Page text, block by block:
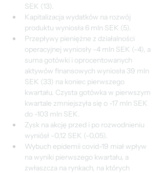
SEK (13).
Kapitalizacja wydatków na rozwój
produktu wyniosła 6 mln SEK (5).
Przepływy pieniężne z działalności
operacyjnej wyniosły -4 mln SEK (-4), a
suma gotówki i oprocentowanych
aktywów finansowych wyniosła 39 mln
SEK (33) na koniec pierwszego
kwartału. Czysta gotówka w pierwszym
kwartale zmniejszyła się o -17 mln SEK
do -103 mln SEK.
Zysk na akcję przed i po rozwodnieniu
wyniósł -0,12 SEK (-0,05).
Wybuch epidemii covid-19 miał wpływ
na wyniki pierwszego kwartału, a
zwłaszcza na rynkach, na których